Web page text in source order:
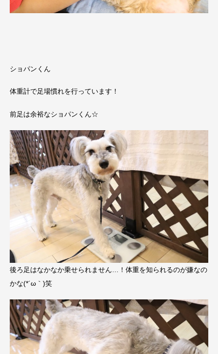
ショパンくん
体重計で足場慣れを行っています！
前足は余裕なショパンくん☆
後ろ足はなかなか乗せられません…！体重を知られるのが嫌なの
かな(*´ω｀)笑